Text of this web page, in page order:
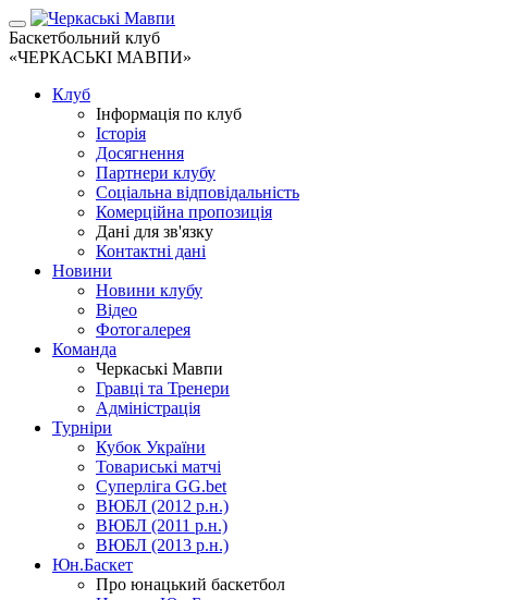
Баскетбольний клуб
«ЧЕРКАСЬКІ МАВПИ»
Клуб
Інформація по клуб
Історія
Досягнення
Партнери клубу
Соціальна відповідальність
Комерційна пропозиція
Дані для зв'язку
Контактні дані
Новини
Новини клубу
Відео
Фотогалерея
Команда
Черкаські Мавпи
Гравці та Тренери
Адміністрація
Турніри
Кубок України
Товариські матчі
Суперліга GG.bet
ВЮБЛ (2012 р.н.)
ВЮБЛ (2011 р.н.)
ВЮБЛ (2013 р.н.)
Юн.Баскет
Про юнацький баскетбол